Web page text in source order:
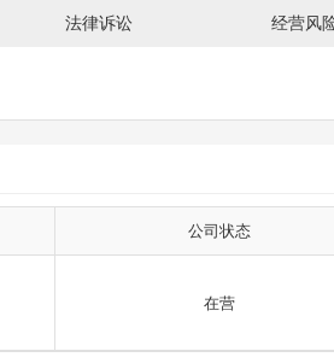
法律诉讼 经营风
公司状态
在营